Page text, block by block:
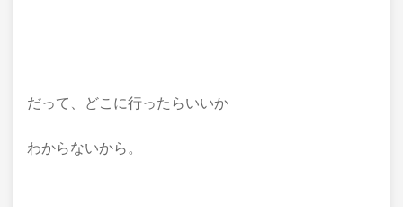
だって、どこに行ったらいいか
わからないから。